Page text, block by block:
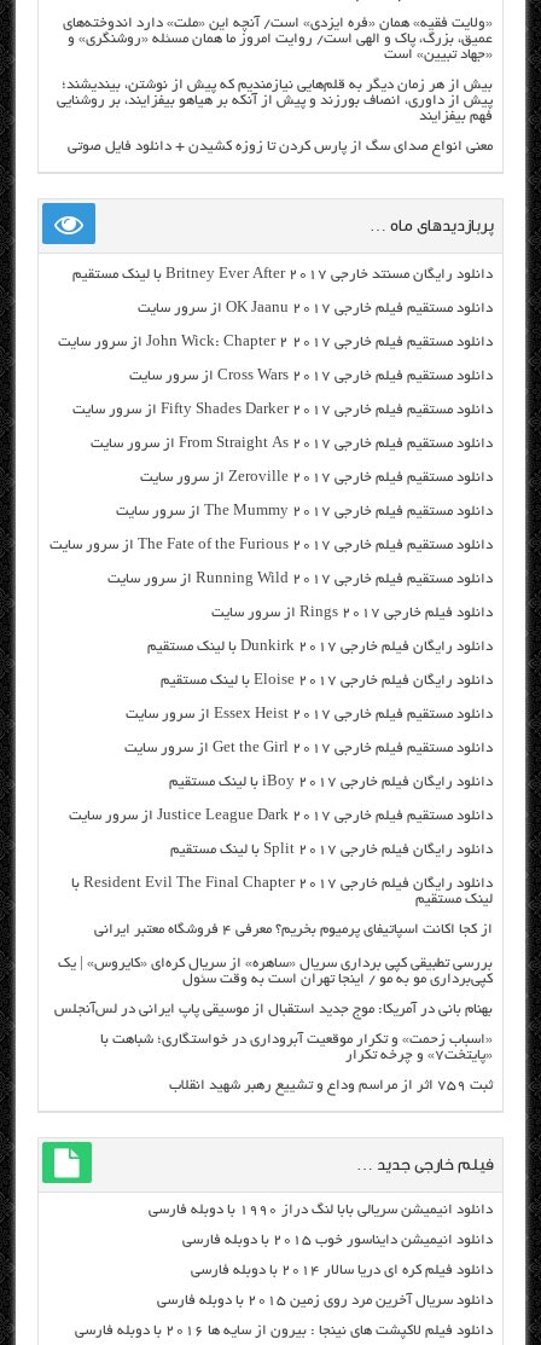
«ولایت فقیه» همان «فره ایزدی» است/ آنچه این «ملت» دارد اندوخته‌های
عمیق، بزرگ، پاک و الهی است/ روایت امروز ما همان مسئله «روشنگری» و
«جهاد تبیین» است
بیش از هر زمان دیگر به قلم‌هایی نیازمندیم که پیش از نوشتن، بیندیشند؛
پیش از داوری، انصاف بورزند و پیش از آنکه بر هیاهو بیفزایند، بر روشنایی
فهم بیفزایند
معنی انواع صدای سگ از پارس کردن تا زوزه کشیدن + دانلود فایل صوتی
پربازدیدهای ماه …
دانلود رایگان مسنتد خارجی Britney Ever After 2017 با لینک مستقیم
دانلود مستقیم فیلم خارجی OK Jaanu 2017 از سرور سایت
دانلود مستقیم فیلم خارجی John Wick: Chapter 2 2017 از سرور سایت
دانلود مستقیم فیلم خارجی Cross Wars 2017 از سرور سایت
دانلود مستقیم فیلم خارجی Fifty Shades Darker 2017 از سرور سایت
دانلود مستقیم فیلم خارجی From Straight As 2017 از سرور سایت
دانلود مستقیم فیلم خارجی Zeroville 2017 از سرور سایت
دانلود مستقیم فیلم خارجی The Mummy 2017 از سرور سایت
دانلود مستقیم فیلم خارجی The Fate of the Furious 2017 از سرور سایت
دانلود مستقیم فیلم خارجی Running Wild 2017 از سرور سایت
دانلود فیلم خارجی Rings 2017 از سرور سایت
دانلود رایگان فیلم خارجی Dunkirk 2017 با لینک مستقیم
دانلود رایگان فیلم خارجی Eloise 2017 با لینک مستقیم
دانلود مستقیم فیلم خارجی Essex Heist 2017 از سرور سایت
دانلود مستقیم فیلم خارجی Get the Girl 2017 از سرور سایت
دانلود رایگان فیلم خارجی iBoy 2017 با لینک مستقیم
دانلود مستقیم فیلم خارجی Justice League Dark 2017 از سرور سایت
دانلود رایگان فیلم خارجی Split 2017 با لینک مستقیم
دانلود رایگان فیلم خارجی Resident Evil The Final Chapter 2017 با
لینک مستقیم
از کجا اکانت اسپاتیفای پرمیوم بخریم؟ معرفی ۴ فروشگاه معتبر ایرانی
بررسی تطبیقی کپی برداری سریال «ساهره» از سریال کره‌ای «کایروس» | یک
کپی‌برداری مو به مو / اینجا تهران است به وقت سئول
بهنام بانی در آمریکا: موج جدید استقبال از موسیقی پاپ ایرانی در لس‌آنجلس
«اسباب زحمت» و تکرار موقعیت آبروداری در خواستگاری؛ شباهت با
«پایتخت۷» و چرخه تکرار
ثبت ۷۵۹ اثر از مراسم وداع و تشییع رهبر شهید انقلاب
فیلم خارجی جدید …
دانلود انیمیشن سریالی بابا لنگ دراز ۱۹۹۰ با دوبله فارسی
دانلود انیمیشن دایناسور خوب ۲۰۱۵ با دوبله فارسی
دانلود فیلم کره ای دریا سالار ۲۰۱۴ با دوبله فارسی
دانلود سریال آخرین مرد روی زمین ۲۰۱۵ با دوبله فارسی
دانلود فیلم لاکپشت های نینجا : بیرون از سایه ها ۲۰۱۶ با دوبله فارسی